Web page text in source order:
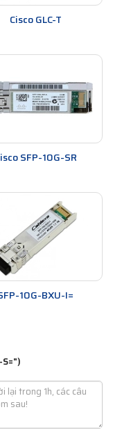
Cisco GLC-T
SFP-10G-SR
10G-BXU-I=
S=")